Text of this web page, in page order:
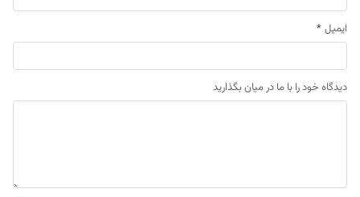
ایمیل *
دیدگاه خود را با ما در میان بگذارید